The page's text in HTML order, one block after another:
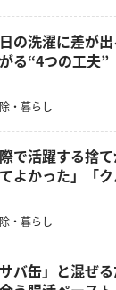
の洗濯に差が
る“4つの工夫”
・暮らし
で活躍する捨
よかった」「ク
・暮らし
サバ缶」と混ぜ